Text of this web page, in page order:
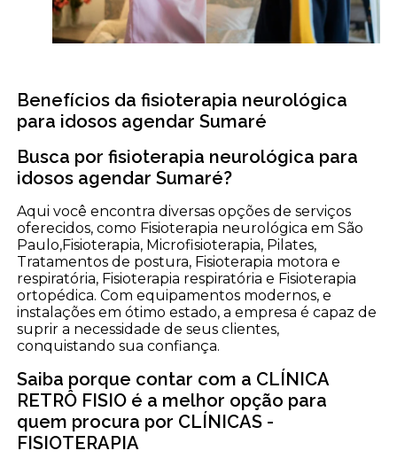
Benefícios da fisioterapia neurológica
para idosos agendar Sumaré
Busca por fisioterapia neurológica para
idosos agendar Sumaré?
Aqui você encontra diversas opções de serviços
oferecidos, como Fisioterapia neurológica em São
Paulo,Fisioterapia, Microfisioterapia, Pilates,
Tratamentos de postura, Fisioterapia motora e
respiratória, Fisioterapia respiratória e Fisioterapia
ortopédica. Com equipamentos modernos, e
instalações em ótimo estado, a empresa é capaz de
suprir a necessidade de seus clientes,
conquistando sua confiança.
Saiba porque contar com a CLÍNICA
RETRÔ FISIO é a melhor opção para
quem procura por CLÍNICAS -
FISIOTERAPIA